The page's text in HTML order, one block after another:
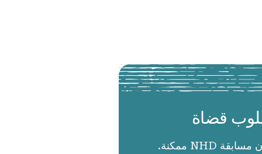
قضاة
الحكام يجعلون مسابقة NHD ممكنة.